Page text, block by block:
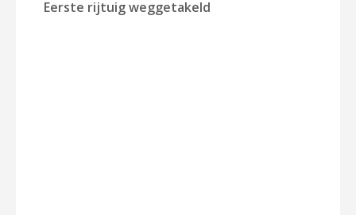
Eerste rijtuig weggetakeld